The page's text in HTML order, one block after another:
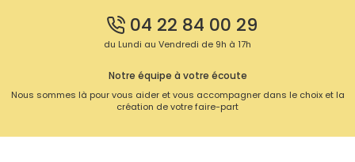
S'inscrire
04 22 84 00 29
du Lundi au Vendredi de 9h à 17h
Notre équipe à votre écoute
Nous sommes là pour vous aider et vous accompagner dans le choix et la
création de votre faire-part